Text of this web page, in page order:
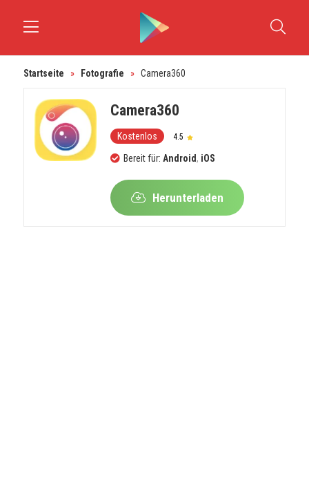
Startseite » Fotografie » Camera360
Camera360
Kostenlos 4.5
Bereit für: Android , iOS
Herunterladen